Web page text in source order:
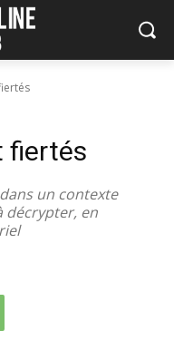
fiertés
un contexte
décrypter, en